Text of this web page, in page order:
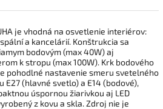
je vhodná na osvetlenie interiérov:
a kancelárií. Konštrukcia sa
bodovým (max 40W) aj
k stropu (max 100W). Krk bodového
pohodlné nastavenie smeru svetelného
E27 (hlavné svetlo) a E14 (bodové),
úspornou žiarivkou aj LED
z kovu a skla. Zdroj nie je